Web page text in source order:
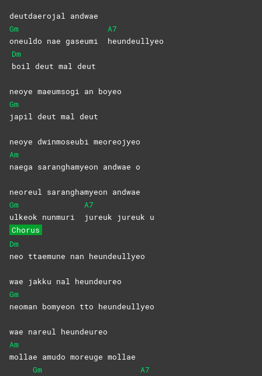
deutdaerojal andwae
Gm
oneuldo nae gaseumi
A7
heundeullyeo
Dm
boil deut mal deut
neoye maeumsogi an boyeo
Gm
japil deut mal deut
neoye dwinmoseubi meoreojyeo
Am
naega saranghamyeon andwae o
neoreul saranghamyeon andwae
Gm
ulkeok nunmuri
A7
jureuk jureuk u
Chorus
Dm
neo ttaemune nan heundeullyeo
wae jakku nal heundeureo
Gm
neoman bomyeon tto heundeullyeo
wae nareul heundeureo
Am
mollae amudo moreuge mollae
Gm
A7